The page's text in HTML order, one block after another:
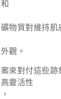
物質對維持肌
觀。
來對付這些跡
靈活性